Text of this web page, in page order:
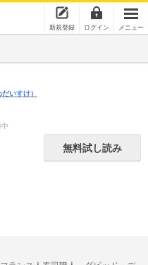
新規登録 ログイン メニュー
だいすけ）
無料試し読み